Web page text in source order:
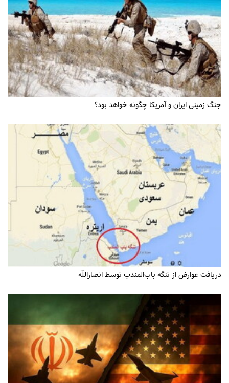
جنگ زمینی ایران و آمریکا چگونه خواهد بود؟
دریافت عوارض از تنگه باب‌المندب توسط انصاراللّه